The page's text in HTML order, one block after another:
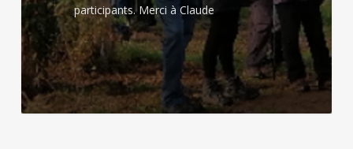
participants. Merci à Claude